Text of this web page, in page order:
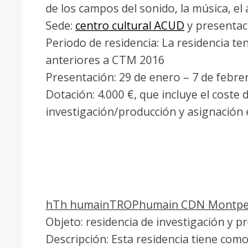
de los campos del sonido, la música,
Sede: centro cultural ACUD y
Periodo de residencia: La residencia
anteriores a CTM 2016
Presentación: 29 de enero – 7 de
Dotación: 4.000 €, que incluye el
investigación/producción y
hTh humainTROPhumain CDN
Objeto: residencia de investigación y
Descripción: Esta residencia tiene